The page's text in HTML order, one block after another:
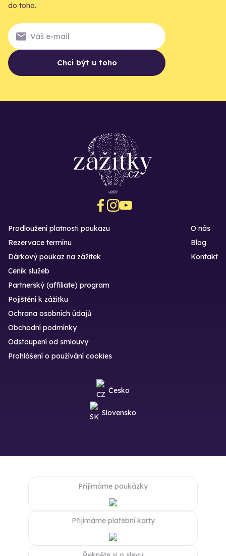
do toho.
Chci být u toho
Prodloužení platnosti poukazu
Rezervace termínu
Dárkový poukaz na zážitek
O nás
Blog
Kontakt
Ceník služeb
Partnerský (affiliate) program
Pojištění k zážitku
Ochrana osobních údajů
Obchodní podmínky
Odstoupení od smlouvy
Prohlášení o používání cookies
Česko
Slovensko
Přijímáme poukázky
Přijímáme platební karty